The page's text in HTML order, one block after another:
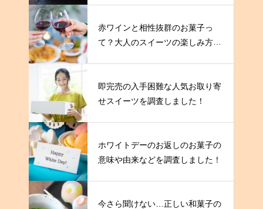
赤ワインと相性抜群のお菓子っ
て？大人のスイーツの楽しみ方を
即完売の入手困難な人気お取り寄
せスイーツを調査しました！
ホワイトデーのお返しのお菓子の
意味や由来などを調査しました！
今さら聞けない…正しい和菓子の